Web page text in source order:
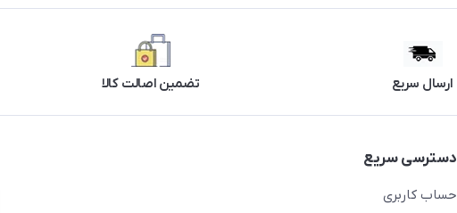
ارسال سریع تضمین اصالت کالا
دسترسی سریع
حساب کاربری